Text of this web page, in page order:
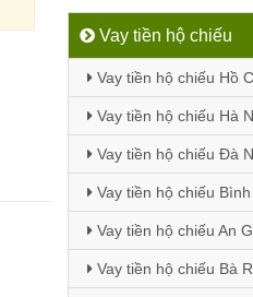
Vay tiền hộ chiếu
Vay tiền hộ chiếu Hồ
Vay tiền hộ chiếu Hà
Vay tiền hộ chiếu Đà
Vay tiền hộ chiếu
Vay tiền hộ chiếu An
Vay tiền hộ chiếu Bà